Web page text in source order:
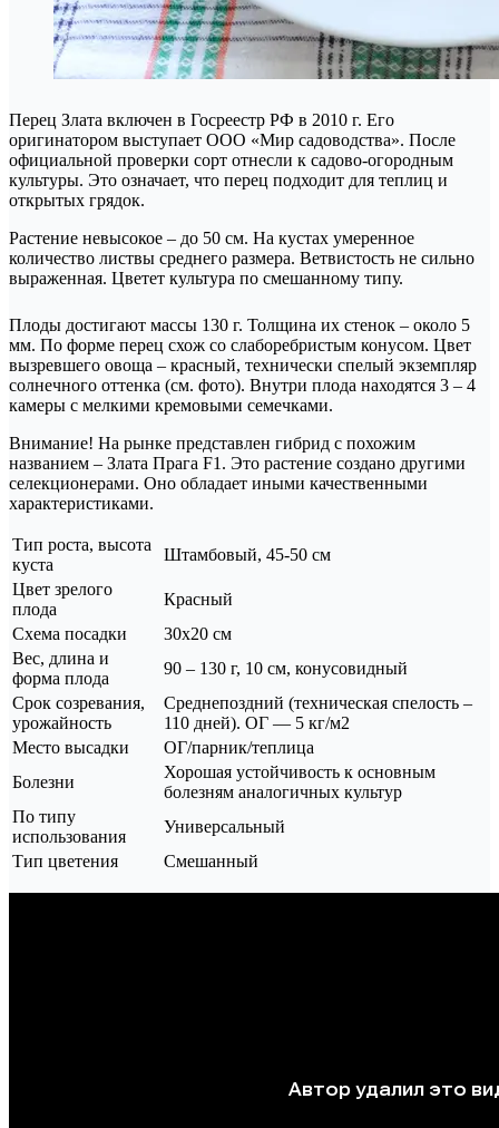
Перец Злата включен в Госреестр РФ в 2010 г. Его
оригинатором выступает ООО «Мир садоводства». После
официальной проверки сорт отнесли к садово-огородным
культуры. Это означает, что перец подходит для теплиц и
открытых грядок.
Растение невысокое – до 50 см. На кустах умеренное
количество листвы среднего размера. Ветвистость не сильно
выраженная. Цветет культура по смешанному типу.
Плоды достигают массы 130 г. Толщина их стенок – около 5
мм. По форме перец схож со слаборебристым конусом. Цвет
вызревшего овоща – красный, технически спелый экземпляр
солнечного оттенка (см. фото). Внутри плода находятся 3 – 4
камеры с мелкими кремовыми семечками.
Внимание! На рынке представлен гибрид с похожим
названием – Злата Прага F1. Это растение создано другими
селекционерами. Оно обладает иными качественными
характеристиками.
Тип роста, высота
куста
Штамбовый, 45-50 см
Цвет зрелого
плода
Красный
Схема посадки
30х20 см
Вес, длина и
форма плода
90 – 130 г, 10 см, конусовидный
Срок созревания,
урожайность
Среднепоздний (техническая спелость –
110 дней). ОГ — 5 кг/м2
Место высадки
ОГ/парник/теплица
Болезни
Хорошая устойчивость к основным
болезням аналогичных культур
По типу
использования
Универсальный
Тип цветения
Смешанный